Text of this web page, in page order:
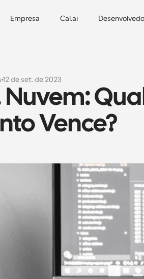
Empresa Cal.ai
12 de set. de 2023
Nuvem:
Vence?